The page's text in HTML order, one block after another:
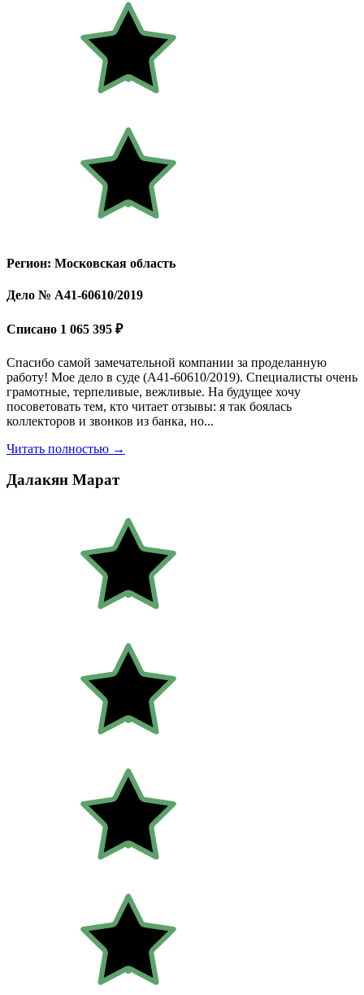
Регион: Московская область
Дело № А41-60610/2019
Списано 1 065 395 ₽
Спасибо самой замечательной компании за проделанную
работу! Мое дело в суде (А41-60610/2019). Специалисты очень
грамотные, терпеливые, вежливые. На будущее хочу
посоветовать тем, кто читает отзывы: я так боялась
коллекторов и звонков из банка, но...
Читать полностью →
Далакян Марат